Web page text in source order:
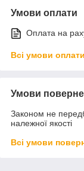
Умови оплати
Оплата на
Всі умови оплати
Умови
Законом не
належної якості
Всі умови